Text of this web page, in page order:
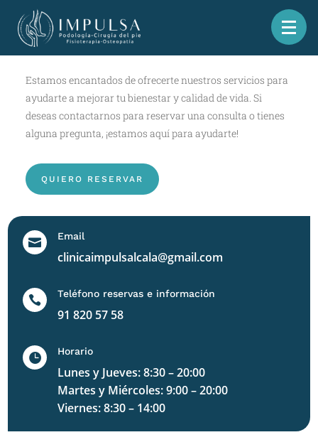
Pedir cita
Estamos encantados de ofrecerte nuestros servicios para
ayudarte a mejorar tu bienestar y calidad de vida. Si
deseas contactarnos para reservar una consulta o tienes
alguna pregunta, ¡estamos aquí para ayudarte!
QUIERO RESERVAR
 Email
clinicaimpulsalcala@gmail.com
 Teléfono reservas e información
91 820 57 58
 Horario
Lunes y Jueves: 8:30 – 20:00
Martes y Miércoles: 9:00 – 20:00
Viernes: 8:30 – 14:00